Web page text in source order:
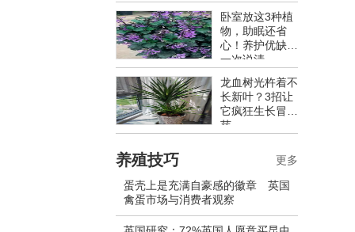
卧室放这3种植
物，助眠还省
心！养护优缺点
一次说清
龙血树光杵着不
长新叶？3招让
它疯狂生长冒新
芽
养殖技巧
蛋壳上是充满自豪感的徽章 英国
禽蛋市场与消费者观察
更多